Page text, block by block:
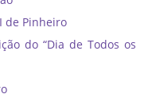
de Pinheiro
do “Dia de Todos os